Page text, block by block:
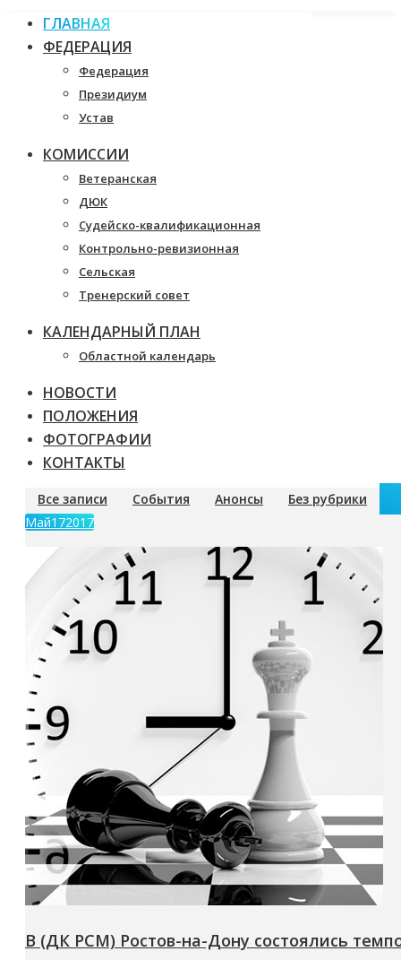
ГЛАВНАЯ
ФЕДЕРАЦИЯ
Федерация
Президиум
Устав
КОМИССИИ
Ветеранская
ДЮК
Судейско-квалификационная
Контрольно-ревизионная
Сельская
Тренерский совет
КАЛЕНДАРНЫЙ ПЛАН
Областной календарь
НОВОСТИ
ПОЛОЖЕНИЯ
ФОТОГРАФИИ
КОНТАКТЫ
Все записи События Анонсы
Без рубрики
Май172017
В (ДК РСМ) Ростов-на-Дону состоялись